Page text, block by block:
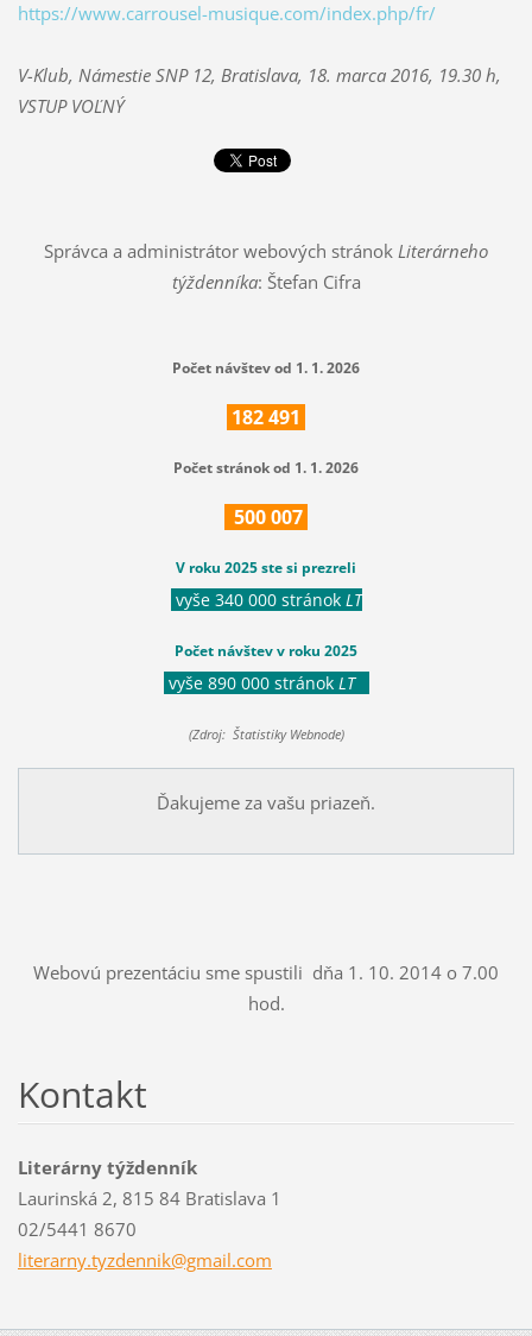
https://www.carrousel-musique.com/index.php/fr/
V-Klub, Námestie SNP 12, Bratislava, 18. marca 2016, 19.30 h,
VSTUP VOĽNÝ
Správca a administrátor webových stránok Literárneho
týždenníka: Štefan Cifra
Počet návštev od 1. 1. 2026
182491
Počet stránok od 1. 1. 2026
500007
V roku 2025 ste si prezreli
vyše 340 000 stránok LT
Počet návštev v roku 2025
vyše 890 000 stránok LT
(Zdroj: Štatistiky Webnode)
Ďakujeme za vašu priazeň.
Webovú prezentáciu sme spustili dňa 1. 10. 2014 o 7.00
hod.
Kontakt
Literárny týždenník
Laurinská 2, 815 84 Bratislava 1
02/5441 8670
literarny.tyzdennik@gmail.com